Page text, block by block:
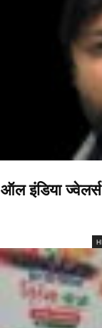
ऑल इंडिया